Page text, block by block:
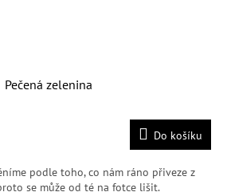
Pečená zelenina
Do košíku
podle toho, co nám ráno přiveze z
se může od té na fotce lišit.